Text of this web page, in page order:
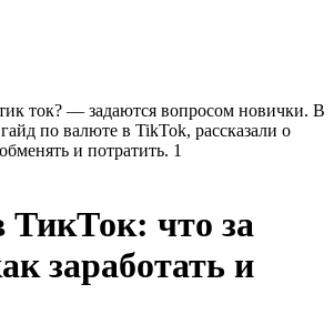
ток? — задаются вопросом новички. В
по валюте в TikTok, рассказали о
и потратить. 1
что за
заработать и